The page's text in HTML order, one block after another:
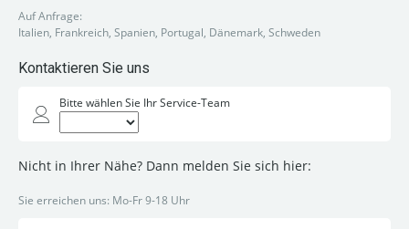
Auf Anfrage:
Italien, Frankreich, Spanien, Portugal, Dänemark, Schweden
Kontaktieren Sie uns
Bitte wählen Sie Ihr Service-Team
Nicht in Ihrer Nähe? Dann melden Sie sich hier:
Sie erreichen uns: Mo-Fr 9-18 Uhr